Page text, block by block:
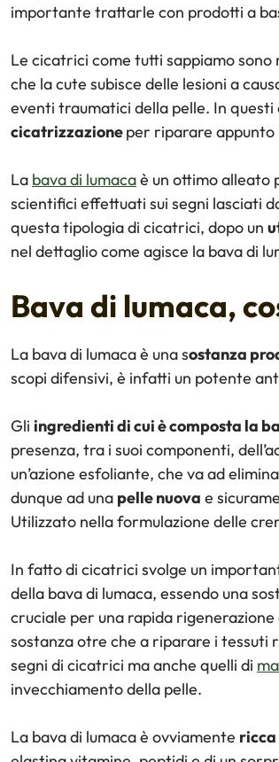
importante trattarle con prodotti a
Le cicatrici come tutti sappiamo
che la cute subisce delle lesioni a
eventi traumatici della pelle. In
cicatrizzazioneper riparare appunto
La bava di lumacaè un ottimo alleato
scientifici effettuati sui segni lasciati
questa tipologia di cicatrici, dopo un
nel dettaglio come agisce la bava di
Bava di lumaca,
La bava di lumaca è una sostanza
scopi difensivi, è infatti un potente
Gli ingredienti di cui è composta la
presenza, tra i suoi componenti,
un’azione esfoliante, che va ad
dunque ad una pelle nuova e
Utilizzato nella formulazione delle
In fatto di cicatrici svolge un
della bava di lumaca, essendo una
cruciale per una rapida
sostanza otre che a riparare i tessuti
segni di cicatrici ma anche quelli di
invecchiamento della pelle.
La bava di lumaca è ovviamente ricca